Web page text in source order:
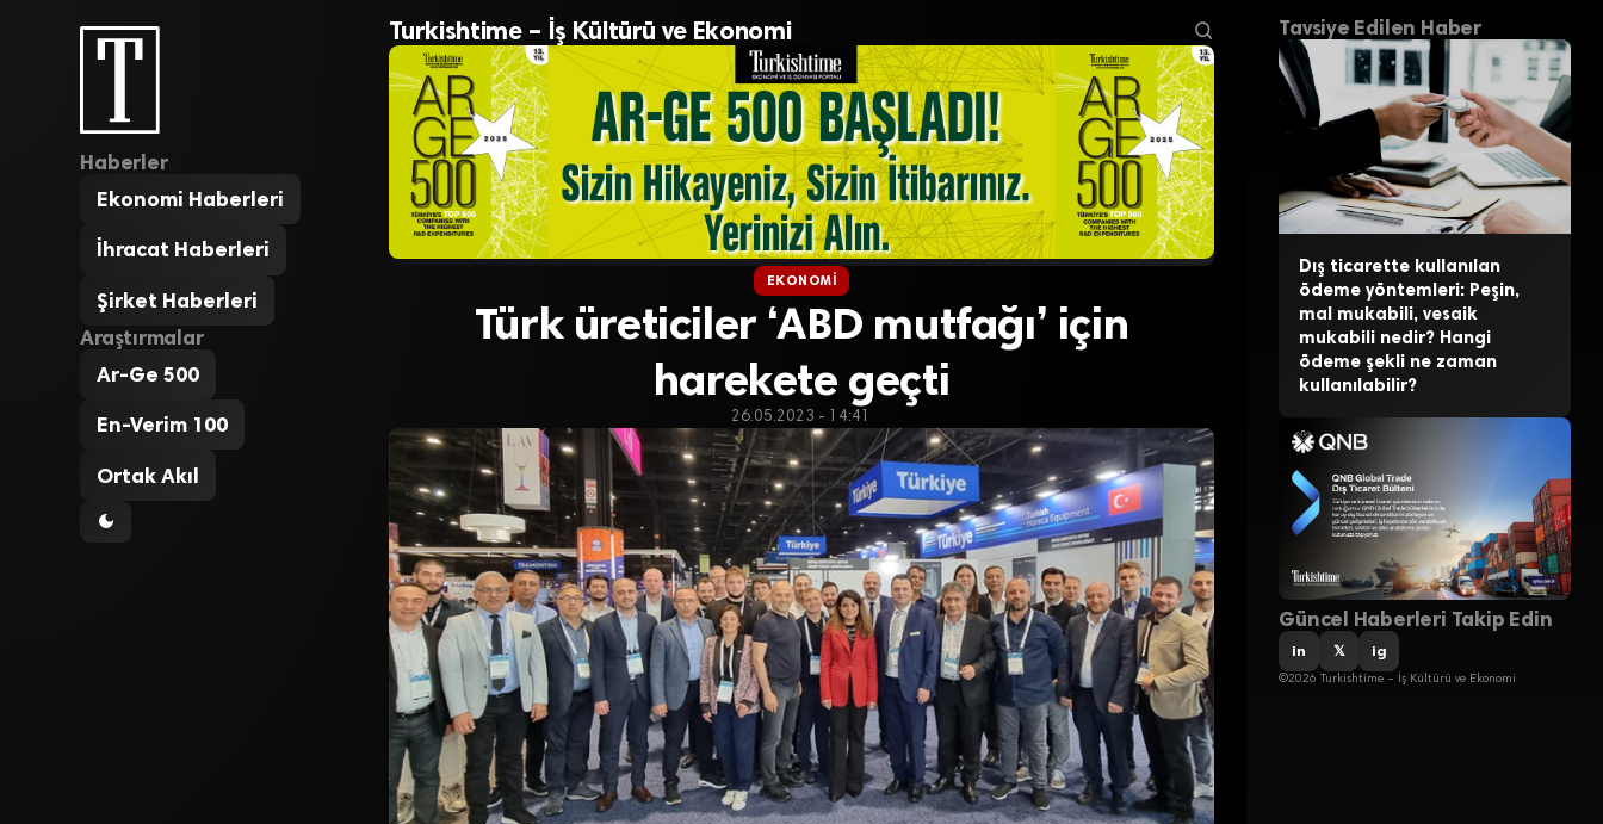
Haberler
Ekonomi Haberleri
İhracat Haberleri
Şirket Haberleri
Araştırmalar
Ar-Ge 500
En-Verim 100
Ortak Akıl
Turkishtime – İş Kültürü ve Ekonomi
EKONOMI
Türk üreticiler ‘ABD mutfağı’ için
harekete geçti
26.05.2023 - 14:41
Tavsiye Edilen Haber
Dış ticarette kullanılan
ödeme yöntemleri: Peşin,
mal mukabili, vesaik
mukabili nedir? Hangi
ödeme şekli ne zaman
kullanılabilir?
Güncel Haberleri Takip Edin
in 𝕏 ig
©2026 Turkishtime – İş Kültürü ve Ekonomi